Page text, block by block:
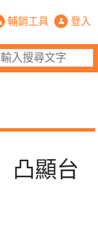
話惹議 凸顯台灣退
輔銷工具 登入
活動專區
凸顯台